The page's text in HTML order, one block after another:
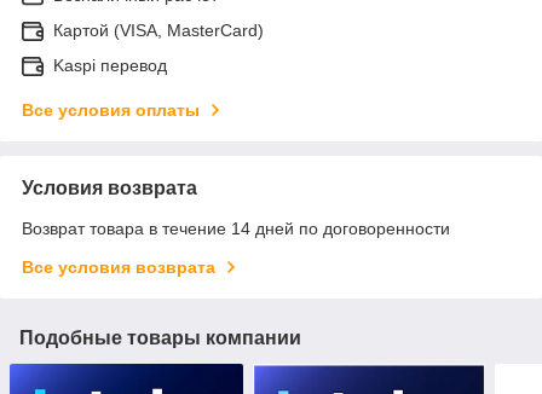
Картой (VISA, MasterCard)
Kaspi перевод
Все условия оплаты
Условия возврата
Возврат товара в течение 14 дней по договоренности
Все условия возврата
Подобные товары компании